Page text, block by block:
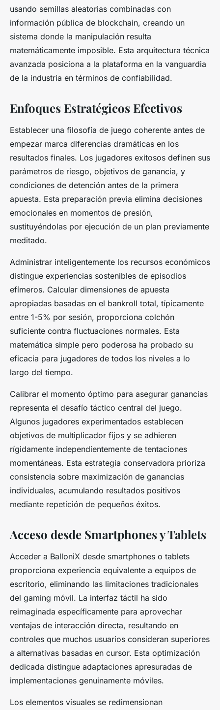
usando semillas aleatorias combinadas con
información pública de blockchain, creando un
sistema donde la manipulación resulta
matemáticamente imposible. Esta arquitectura técnica
avanzada posiciona a la plataforma en la vanguardia
de la industria en términos de confiabilidad.
Enfoques Estratégicos Efectivos
Establecer una filosofía de juego coherente antes de
empezar marca diferencias dramáticas en los
resultados finales. Los jugadores exitosos definen sus
parámetros de riesgo, objetivos de ganancia, y
condiciones de detención antes de la primera
apuesta. Esta preparación previa elimina decisiones
emocionales en momentos de presión,
sustituyéndolas por ejecución de un plan previamente
meditado.
Administrar inteligentemente los recursos económicos
distingue experiencias sostenibles de episodios
efímeros. Calcular dimensiones de apuesta
apropiadas basadas en el bankroll total, típicamente
entre 1-5% por sesión, proporciona colchón
suficiente contra fluctuaciones normales. Esta
matemática simple pero poderosa ha probado su
eficacia para jugadores de todos los niveles a lo
largo del tiempo.
Calibrar el momento óptimo para asegurar ganancias
representa el desafío táctico central del juego.
Algunos jugadores experimentados establecen
objetivos de multiplicador fijos y se adhieren
rígidamente independientemente de tentaciones
momentáneas. Esta estrategia conservadora prioriza
consistencia sobre maximización de ganancias
individuales, acumulando resultados positivos
mediante repetición de pequeños éxitos.
Acceso desde Smartphones y Tablets
Acceder a BalloniX desde smartphones o tablets
proporciona experiencia equivalente a equipos de
escritorio, eliminando las limitaciones tradicionales
del gaming móvil. La interfaz táctil ha sido
reimaginada específicamente para aprovechar
ventajas de interacción directa, resultando en
controles que muchos usuarios consideran superiores
a alternativas basadas en cursor. Esta optimización
dedicada distingue adaptaciones apresuradas de
implementaciones genuinamente móviles.
Los elementos visuales se redimensionan